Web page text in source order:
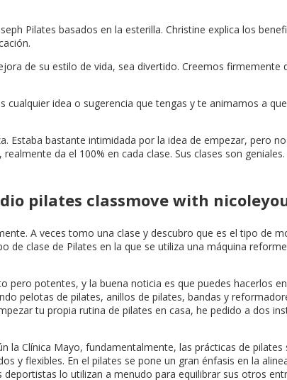
Pilates basados en la esterilla. Christine explica los
de su estilo de vida, sea divertido. Creemos
cualquier idea o sugerencia que tengas y te animamos a
Estaba bastante intimidada por la idea de empezar, pero
da el 100% en cada clase. Sus clases son
pilates classmove with
A veces tomo una clase y descubro que es el tipo de
de clase de Pilates en la que se utiliza una máquina
potentes, y la buena noticia es que puedes hacerlos
pelotas de pilates, anillos de pilates, bandas y
tu propia rutina de pilates en casa, he pedido a dos
la Clínica Mayo, fundamentalmente, las prácticas de
y flexibles. En el pilates se pone un gran énfasis en la
lo utilizan a menudo para equilibrar sus otros